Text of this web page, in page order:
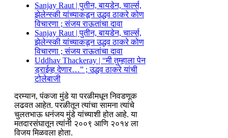
Sanjay Raut | पुतीन, बायडेन, चार्ल्स,
झेलेन्स्की यांच्याकडून उद्धव ठाकरे कोण
विचारणा ; संजय राऊतांचा दावा
Sanjay Raut | पुतीन, बायडेन, चार्ल्स,
झेलेन्स्की यांच्याकडून उद्धव ठाकरे कोण
विचारणा ; संजय राऊतांचा दावा
Uddhav Thackeray | “मी तुम्हाला पेन
ड्राईव्ह देणार…” ; उद्धव ठाकरे यांची
टोलेबाजी
दरम्यान, पंकजा मुंडे या परळीमधून निवडणूक
लढवत आहेत. परळीतून त्यांचा सामना त्यांचे
चुलतभाऊ धनंजय मुंडे यांच्याशी होत आहे. या
मतदारसंघातून त्यांनी २००९ आणि २०१४ ला
विजय मिळवला होता.